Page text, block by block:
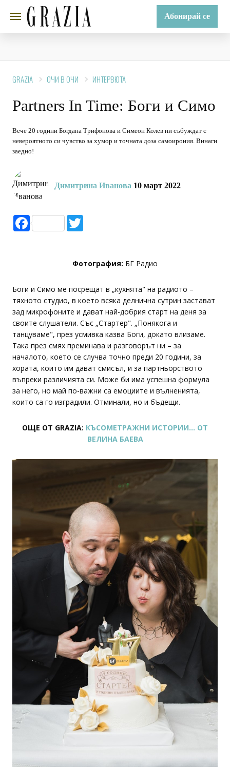
Абонирай се
GRAZIA ОЧИ В ОЧИ ИНТЕРВЮТА
Partners In Time: Боги и Симо
Вече 20 години Богдана Трифонова и Симеон Колев ни събуждат с
невероятното си чувство за хумор и точната доза самоирония. Винаги
заедно!
Димитрина Иванова 10 март 2022
Facebook
Фотография: БГ Радио
Боги и Симо ме посрещат в „кухнята" на радиото –
тяхното студио, в което всяка делнична сутрин застават
зад микрофоните и дават най-добрия старт на деня за
своите слушатели. Със „Стартер". „Понякога и
танцуваме", през усмивка казва Боги, докато влизаме.
Така през смях преминава и разговорът ни – за
началото, което се случва точно преди 20 години, за
хората, които им дават смисъл, и за партньорството
въпреки различията си. Може би има успешна формула
за него, но май по-важни са емоциите и вълненията,
които са го изградили. Отминали, но и бъдещи.
ОЩЕ ОТ GRAZIA: КЪСОМЕТРАЖНИ ИСТОРИИ... ОТ
ВЕЛИНА БАЕВА